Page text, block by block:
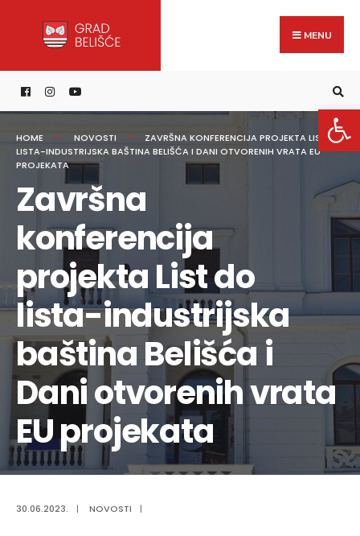
content
MENU
HOME NOVOSTI
ZAVRŠNA KONFERENCIJA PROJEKTA LIST DO
LISTA-INDUSTRIJSKA BAŠTINA BELIŠĆA I DANI OTVORENIH VRATA EU
PROJEKATA
Završna
konferencija
projekta List do
lista-industrijska
baština Belišća i
Dani otvorenih vrata
EU projekata
30.06.2023. | NOVOSTI |
for: